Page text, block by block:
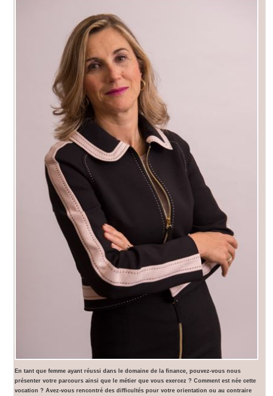
En tant que femme ayant réussi dans le domaine de la finance, pouvez-vous nous
présenter votre parcours ainsi que le métier que vous exercez ? Comment est née cette
vocation ? Avez-vous rencontré des difficultés pour votre orientation ou au contraire